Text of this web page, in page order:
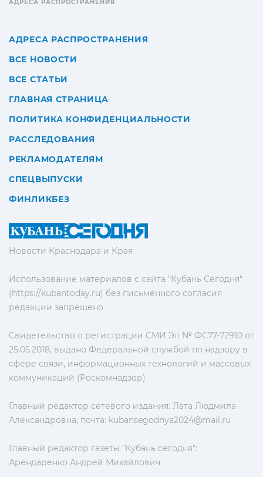
Новости Краснодара и Края
Использование материалов с сайта "Кубань Сегодня"
(https://kubantoday.ru) без письменного согласия
редакции запрещено
Свидетельство о регистрации СМИ Эл № ФС77-72910 от
25.05.2018, выдано Федеральной службой по надзору в
сфере связи, информационных технологий и массовых
коммуникаций (Роскомнадзор)
Главный редактор сетевого издания: Лата Людмила
Александровна, почта: kubansegodnya2024@mail.ru
Главный редактор газеты "Кубань сегодня":
Арендаренко Андрей Михайлович
АДРЕСА РАСПРОСТРАНЕНИЯ
АДРЕСА РАСПРОСТРАНЕНИЯ
ВСЕ НОВОСТИ
ВСЕ СТАТЬИ
ГЛАВНАЯ СТРАНИЦА
ПОЛИТИКА КОНФИДЕНЦИАЛЬНОСТИ
РАССЛЕДОВАНИЯ
РЕКЛАМОДАТЕЛЯМ
СПЕЦВЫПУСКИ
ФИНЛИКБЕЗ